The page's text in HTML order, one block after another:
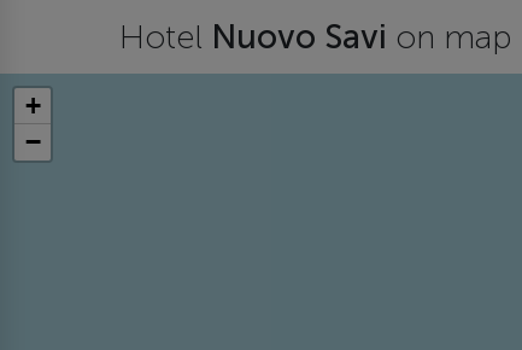
Hotel Nuovo Savi on map
+
−